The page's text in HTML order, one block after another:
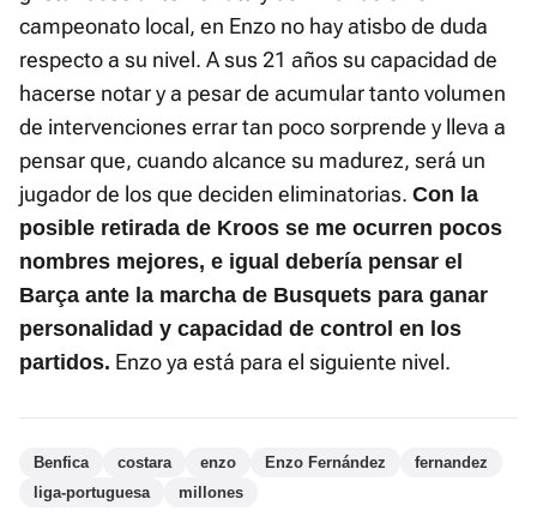
campeonato local, en Enzo no hay atisbo de duda
respecto a su nivel. A sus 21 años su capacidad de
hacerse notar y a pesar de acumular tanto volumen
de intervenciones errar tan poco sorprende y lleva a
pensar que, cuando alcance su madurez, será un
jugador de los que deciden eliminatorias. Con la
posible retirada de Kroos se me ocurren pocos
nombres mejores, e igual debería pensar el
Barça ante la marcha de Busquets para ganar
personalidad y capacidad de control en los
partidos. Enzo ya está para el siguiente nivel.
Benfica costara enzo Enzo Fernández
fernandez
liga-portuguesa
millones